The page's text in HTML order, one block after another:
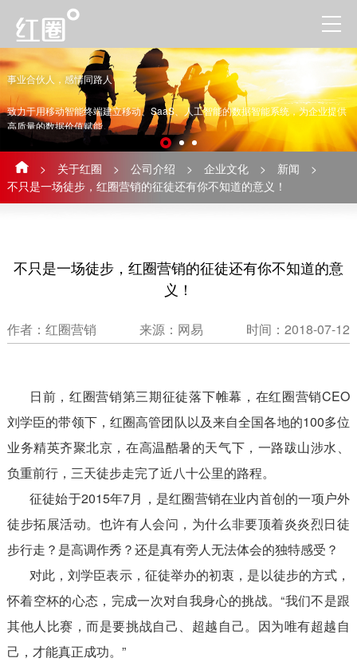
事业合伙人，感情同路人
致力于用移动智能终端建立移动、SaaS、人工智能的数据智能系统，为企业提供
高质量的数据价值赋能。
> 关于红圈 > 公司介绍 > 企业文化 > 新闻
>
不只是一场徒步，红圈营销的征徒还有你不知道的意义！
不只是一场徒步，红圈营销的征徒还有你不知道的意
义！
作者：红圈营销 来源：网易 时间：2018-07-12
日前，红圈营销第三期征徒落下帷幕，在红圈营销CEO
刘学臣的带领下，红圈高管团队以及来自全国各地的100多位
业务精英齐聚北京，在高温酷暑的天气下，一路跋山涉水、
负重前行，三天徒步走完了近八十公里的路程。
征徒始于2015年7月，是红圈营销在业内首创的一项户外
徒步拓展活动。也许有人会问，为什么非要顶着炎炎烈日徒
步行走？是高调作秀？还是真有旁人无法体会的独特感受？
对此，刘学臣表示，征徒举办的初衷，是以徒步的方式，
怀着空杯的心态，完成一次对自我身心的挑战。“我们不是跟
其他人比赛，而是要挑战自己、超越自己。因为唯有超越自
己，才能真正成功。”